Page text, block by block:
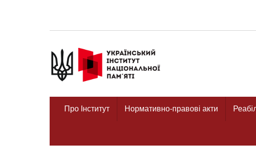
Про Інститут Нормативно-правові акти